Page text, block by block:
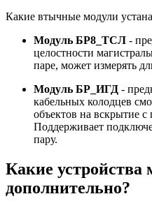
Какие втычные модули
Модуль БР8_ТСЛ -
целостности
паре, может измерять
Модуль БР_ИГД -
кабельных колодцев
объектов на вскрытие
Поддерживает
пару.
Какие
дополнительно?